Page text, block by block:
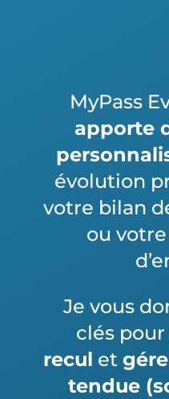
MyPass
apporte
évolution
votre bilan
ou
Je vous
clés pour
recul et
tendue